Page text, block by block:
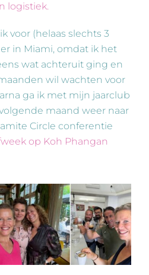
logistiek.
voor (helaas slechts 3
in Miami, omdat ik het
wat achteruit ging en
wil wachten voor
ga ik met mijn jaarclub
maand weer naar
Circle conferentie
op Koh Phangan